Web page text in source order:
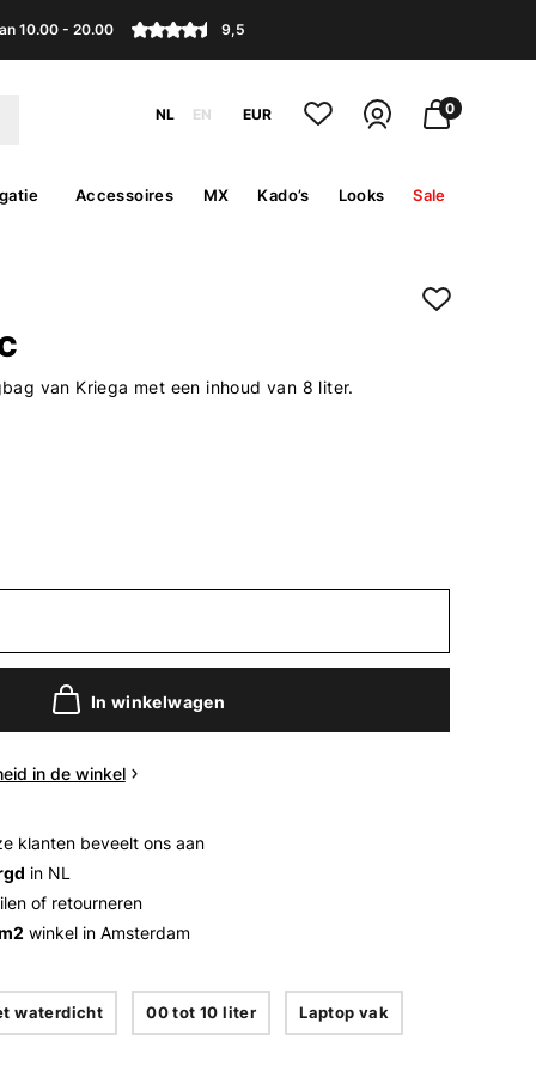
10.00 - 20.00 9,5
NL EN EUR 0
Accessoires MX Kado’s Looks Sale
van Kriega met een inhoud van 8 liter.
In winkelwagen
in de winkel
klanten beveelt ons aan
in NL
of retourneren
winkel in Amsterdam
waterdicht 00 tot 10 liter Laptop vak